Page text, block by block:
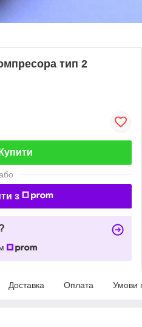
тип 2
Купити
з
Доставка Оплата Умови